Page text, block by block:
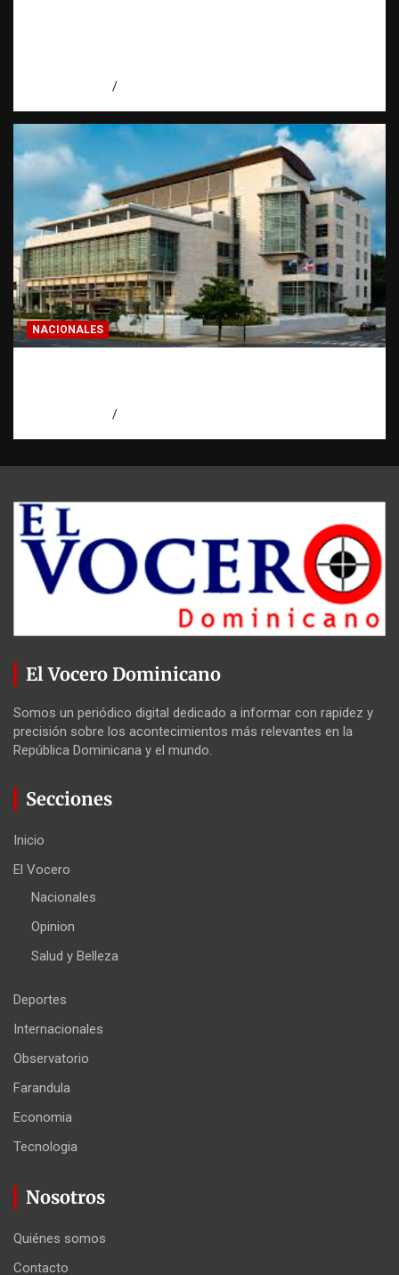
NACIONALES
El Vocero Dominicano
Somos un periódico digital dedicado a informar con rapidez y
precisión sobre los acontecimientos más relevantes en la
República Dominicana y el mundo.
Secciones
Inicio
El Vocero
Nacionales
Opinion
Salud y Belleza
Deportes
Internacionales
Observatorio
Farandula
Economia
Tecnologia
Nosotros
Quiénes somos
Contacto